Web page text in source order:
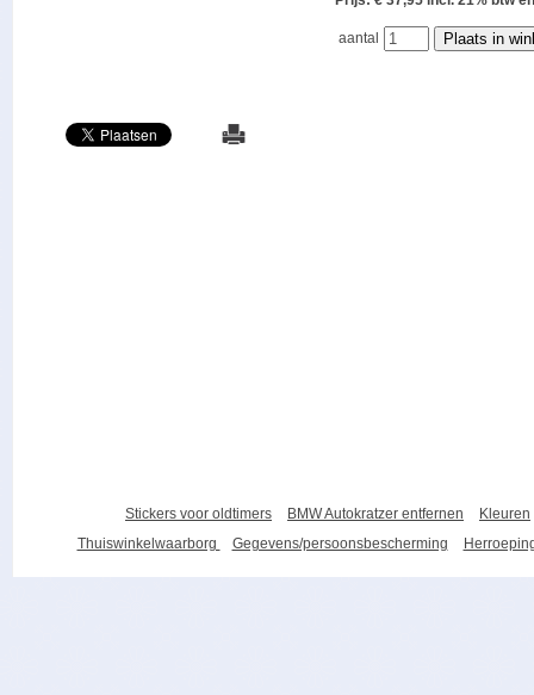
aantal
Stickers voor oldtimers BMW Autokratzer entfernen
Kleuren
Thuiswinkelwaarborg
Gegevens/persoonsbescherming